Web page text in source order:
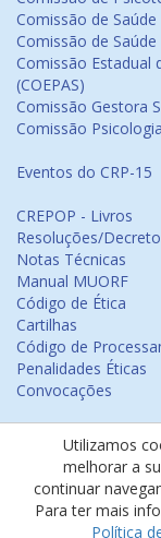
Comissão de Saúde
Comissão de
Comissão Estadual
(COEPAS)
Comissão Gestora
Comissão
Eventos do CRP-15
CREPOP - Livros
Resoluções/
Notas Técnicas
Manual MUORF
Código de Ética
Cartilhas
Código de
Penalidades Éticas
Convocações
Emissão de
Psicologia na Mídia
Ouvidoria
Política de cookies
Utilizamos
melhorar a
continuar
Para ter mais
Política